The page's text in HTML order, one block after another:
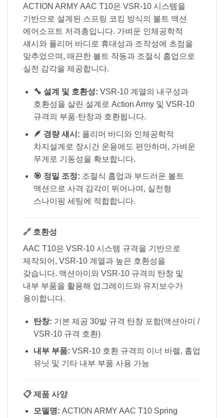
ACTION ARMY AAC T10은 VSR-10 시스템을
기반으로 설계된 스프링 코킹 방식의 볼트 액션
에어소프트 저격총입니다. 가벼운 인체공학적
섀시와 폴리머 바디로 휴대성과 조작성에 초점을
맞추었으며, 매끈한 볼트 작동과 조절식 홉업으로
실전 감각을 제공합니다.
🔧 설계 및 호환성: VSR-10 계열의 내구성과
호환성을 살린 설계로 Action Army 및 VSR-10
규격의 부품·탄창과 호환됩니다.
🪶 경량 섀시: 폴리머 바디와 인체공학적
차지설계로 장시간 운용에도 편안하며, 가벼운
무게로 기동성을 확보합니다.
🎯 정밀 조정: 조절식 홉업과 부드러운 볼트
액션으로 사격 감각이 뛰어나며, 실전형
스나이핑 세팅에 적합합니다.
🔗 호환성
AAC T10은 VSR-10 시스템 규격을 기반으로
제작되어, VSR-10 계열과 높은 호환성을
갖습니다. 액션아미와 VSR-10 규격의 탄창 및
내부 부품을 활용해 업그레이드와 유지보수가
용이합니다.
탄창: 기본 제공 30발 규격 탄창 포함(액션아미 /
VSR-10 규격 호환)
내부 부품: VSR-10 호환 규격의 이너 바렐, 홉업
유닛 및 기타 내부 부품 사용 가능
📋 제품 사양
모델명: ACTION ARMY AAC T10 Spring